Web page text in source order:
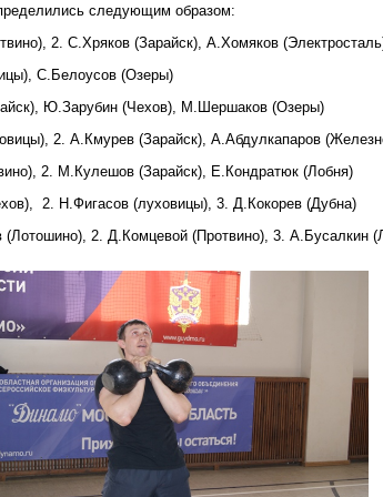
следующим образом:
2. С.Хряков (Зарайск), А.Хомяков
С.Белоусов (Озеры)
Ю.Зарубин (Чехов), М.Шершаков (Озеры)
2. А.Кмурев (Зарайск), А.Абдулкапаров
2. М.Кулешов (Зарайск), Е.Кондратюк (Лобня)
2. Н.Фигасов (луховицы), 3. Д.Кокорев (Дубна)
(Лотошино), 2. Д.Комцевой (Протвино), 3. А.Бусалкин